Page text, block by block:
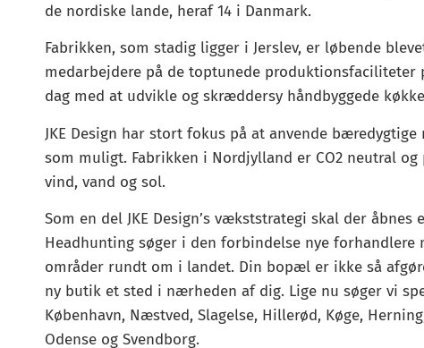
de nordiske lande, heraf 14 i Danmark.
Fabrikken, som stadig ligger i Jerslev, er løbende
medarbejdere på de toptunede produktionsfaciliteter
dag med at udvikle og skræddersy håndbyggede
JKE Design har stort fokus på at anvende
som muligt. Fabrikken i Nordjylland er CO2 neutral
vind, vand og sol.
Som en del JKE Design’s vækststrategi skal der
Headhunting søger i den forbindelse nye
områder rundt om i landet. Din bopæl er ikke så
ny butik et sted i nærheden af dig. Lige nu søger vi
København, Næstved, Slagelse, Hillerød, Køge,
Odense og Svendborg.